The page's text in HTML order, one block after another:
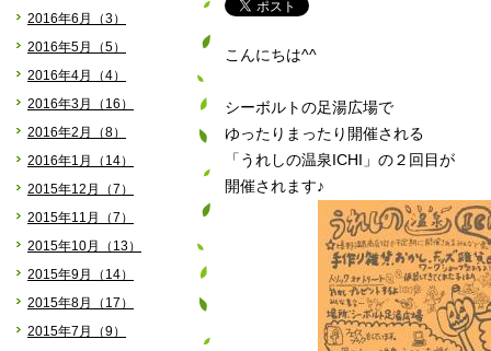
2016年6月（3）
2016年5月（5）
2016年4月（4）
2016年3月（16）
2016年2月（8）
2016年1月（14）
2015年12月（7）
2015年11月（7）
2015年10月（13）
2015年9月（14）
2015年8月（17）
2015年7月（9）
こんにちは^^
シーボルトの足湯広場で
ゆったりまったり開催される
「うれしの温泉ICHI」の２回目が
開催されます♪